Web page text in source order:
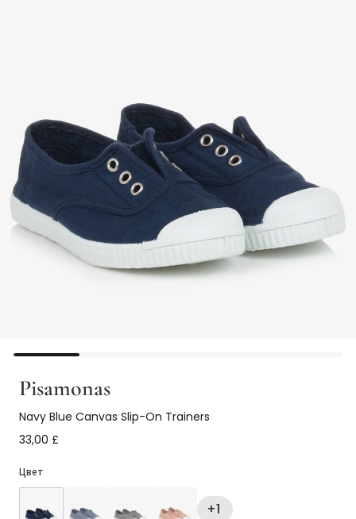
Pisamonas
Navy Blue Canvas Slip-On Trainers
33,00 £
Цвет
+1